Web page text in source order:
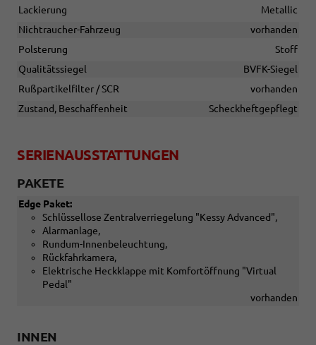
Lackierung
Metallic
Nichtraucher-Fahrzeug
vorhanden
Polsterung
Stoff
Qualitätssiegel
BVFK-Siegel
Rußpartikelfilter / SCR
vorhanden
Zustand, Beschaffenheit
Scheckheftgepflegt
SERIENAUSSTATTUNGEN
PAKETE
Edge Paket:
Schlüssellose Zentralverriegelung "Kessy Advanced",
Alarmanlage,
Rundum-Innenbeleuchtung,
Rückfahrkamera,
Elektrische Heckklappe mit Komfortöffnung "Virtual
Pedal"
vorhanden
INNEN